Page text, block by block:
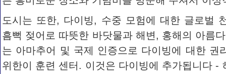
도시는 또한, 다이빙, 수중 모험에 대한 글로벌
흠뻑 젖어로 따뜻한 바닷물과 해변, 홍해의 아름
는 아마추어 및 국제 인증으로 다이빙에 대한 권
위한이 훈련 센터. 이것은 다이빙에 추가됩니다